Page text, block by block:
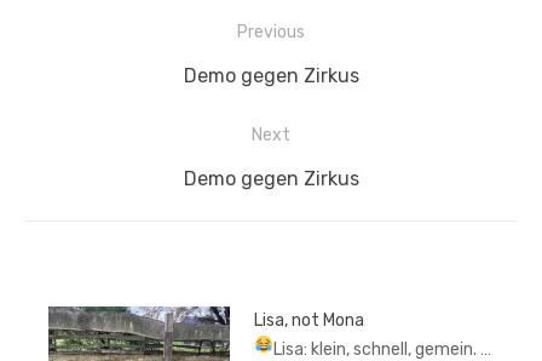
Beitragsnavigation
Previous
Previous
Demo gegen Zirkus
Next
Next
Demo gegen Zirkus
Lisa, not Mona
Lisa: klein, schnell, gemein. …